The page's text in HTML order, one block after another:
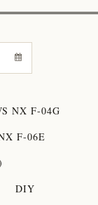
NX F-04G
F-06E
DIY